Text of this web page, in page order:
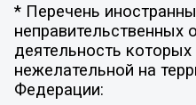
* Перечень
неправительственных
деятельность которых
нежелательной на
Федерации: